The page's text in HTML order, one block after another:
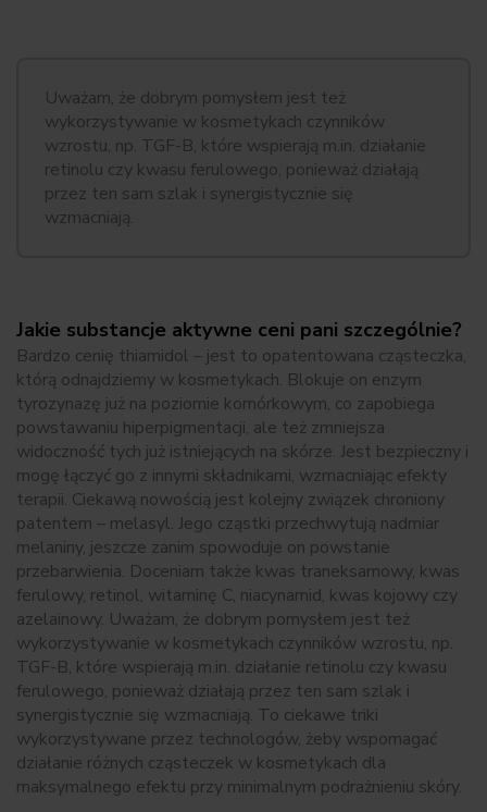
Uważam, że dobrym pomysłem jest też
wykorzystywanie w kosmetykach czynników
wzrostu, np. TGF-B, które wspierają m.in. działanie
retinolu czy kwasu ferulowego, ponieważ działają
przez ten sam szlak i synergistycznie się
wzmacniają.
Jakie substancje aktywne ceni pani szczególnie?
Bardzo cenię thiamidol – jest to opatentowana cząsteczka,
którą odnajdziemy w kosmetykach. Blokuje on enzym
tyrozynazę już na poziomie komórkowym, co zapobiega
powstawaniu hiperpigmentacji, ale też zmniejsza
widoczność tych już istniejących na skórze. Jest bezpieczny i
mogę łączyć go z innymi składnikami, wzmacniając efekty
terapii. Ciekawą nowością jest kolejny związek chroniony
patentem – melasyl. Jego cząstki przechwytują nadmiar
melaniny, jeszcze zanim spowoduje on powstanie
przebarwienia. Doceniam także kwas traneksamowy, kwas
ferulowy, retinol, witaminę C, niacynamid, kwas kojowy czy
azelainowy. Uważam, że dobrym pomysłem jest też
wykorzystywanie w kosmetykach czynników wzrostu, np.
TGF-B, które wspierają m.in. działanie retinolu czy kwasu
ferulowego, ponieważ działają przez ten sam szlak i
synergistycznie się wzmacniają. To ciekawe triki
wykorzystywane przez technologów, żeby wspomagać
działanie różnych cząsteczek w kosmetykach dla
maksymalnego efektu przy minimalnym podrażnieniu skóry.